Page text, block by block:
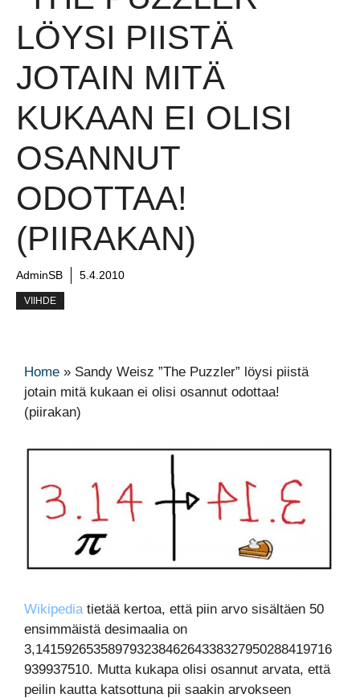
LÖYSI PIISTÄ
JOTAIN MITÄ
KUKAAN EI OLISI
OSANNUT
ODOTTAA!
(PIIRAKAN)
AdminSB 5.4.2010
VIIHDE
Home » Sandy Weisz ”The Puzzler” löysi piistä
jotain mitä kukaan ei olisi osannut odottaa!
(piirakan)
Wikipediatietää kertoa, että piin arvo sisältäen 50
ensimmäistä desimaalia on
3,14159265358979323846264338327950288419716
939937510. Mutta kukapa olisi osannut arvata, että
peilin kautta katsottuna pii saakin arvokseen